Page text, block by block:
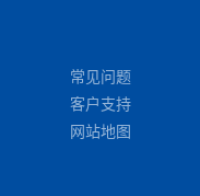
常见问题
客户支持
网站地图